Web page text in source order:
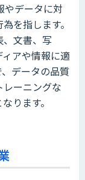
やデータに対
を指します。
、文書、写
アや情報に適
データの品質
ーニングな
ります。